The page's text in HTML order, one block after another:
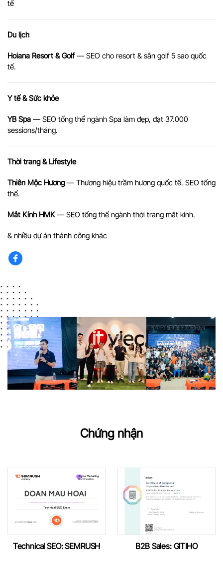
tế
Du lịch
Hoiana Resort & Golf— SEO cho resort & sân golf 5 sao quốc
tế.
Y tế & Sức khỏe
YB Spa — SEO tổng thể ngành Spa làm đẹp, đạt 37.000
sessions/tháng.
Thời trang & Lifestyle
Thiên Mộc Hương— Thương hiệu trầm hương quốc tế. SEO tổng
thể.
Mắt Kính HMK— SEO tổng thể ngành thời trang mắt kính.
& nhiều dự án thành công khác
Chứng nhận
Technical SEO: SEMRUSH B2B Sales: GITIHO